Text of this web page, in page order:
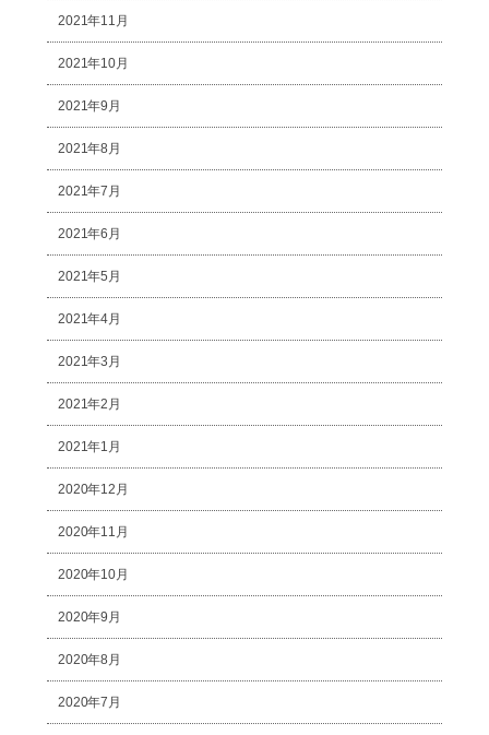
2021年11月
2021年10月
2021年9月
2021年8月
2021年7月
2021年6月
2021年5月
2021年4月
2021年3月
2021年2月
2021年1月
2020年12月
2020年11月
2020年10月
2020年9月
2020年8月
2020年7月